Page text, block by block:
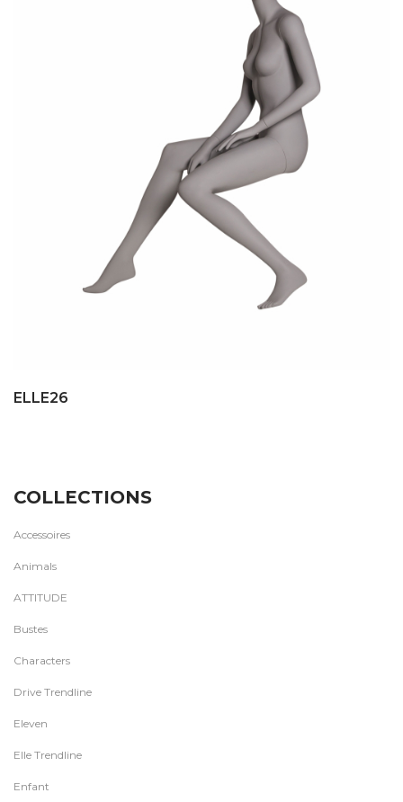
ELLE26
COLLECTIONS
Accessoires
Animals
ATTITUDE
Bustes
Characters
Drive Trendline
Eleven
Elle Trendline
Enfant